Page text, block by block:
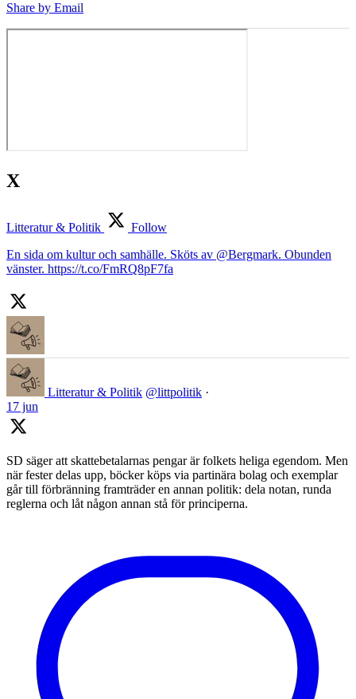
Share by Email
X
Litteratur & Politik
Follow
En sida om kultur och samhälle. Sköts av @Bergmark. Obunden
vänster. https://t.co/FmRQ8pF7fa
Litteratur & Politik @littpolitik ·
17 jun
SD säger att skattebetalarnas pengar är folkets heliga egendom. Men
när fester delas upp, böcker köps via partinära bolag och exemplar
går till förbränning framträder en annan politik: dela notan, runda
reglerna och låt någon annan stå för principerna.